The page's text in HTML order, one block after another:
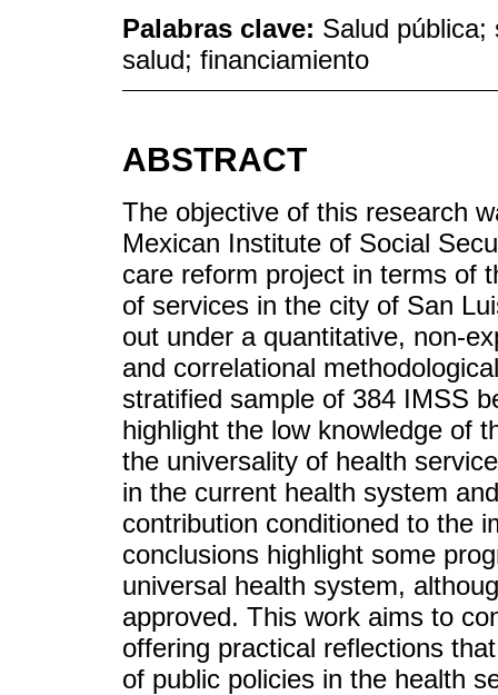
Palabras clave: Salud pública;
salud; financiamiento
ABSTRACT
The objective of this research
Mexican Institute of Social
care reform project in terms of
of services in the city of San
out under a quantitative, non-
and correlational
stratified sample of 384 IMSS
highlight the low knowledge of
the universality of health
in the current health system
contribution conditioned to the
conclusions highlight some
universal health system,
approved. This work aims to
offering practical reflections
of public policies in the health